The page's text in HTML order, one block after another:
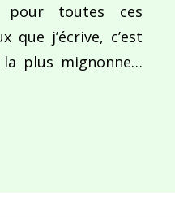
pour toutes ces
que j’écrive, c’est
plus mignonne…